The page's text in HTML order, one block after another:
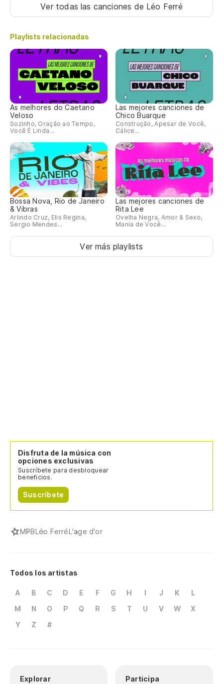
Ver todas las canciones de Léo Ferré
Playlists relacionadas
As melhores do Caetano
Veloso
Sozinho, Oração ao Tempo,
Você É Linda...
Las mejores canciones de
Chico Buarque
Construção, Apesar de Você,
Cálice...
Bossa Nova, Rio de Janeiro
& Vibras
Arlindo Cruz, Elis Regina,
Sergio Mendes...
Las mejores canciones de
Rita Lee
Ovelha Negra, Amor & Sexo,
Mania de Você...
Ver más playlists
Disfruta de la música con
opciones exclusivas
Suscríbete para desbloquear
beneficios.
Suscríbete
MPBLéo FerréL'age d'or
Todos los artistas
A B C D E F G H I J K
L
M
N O P Q R S T U V W
X
Y
Z #
Explorar Participa